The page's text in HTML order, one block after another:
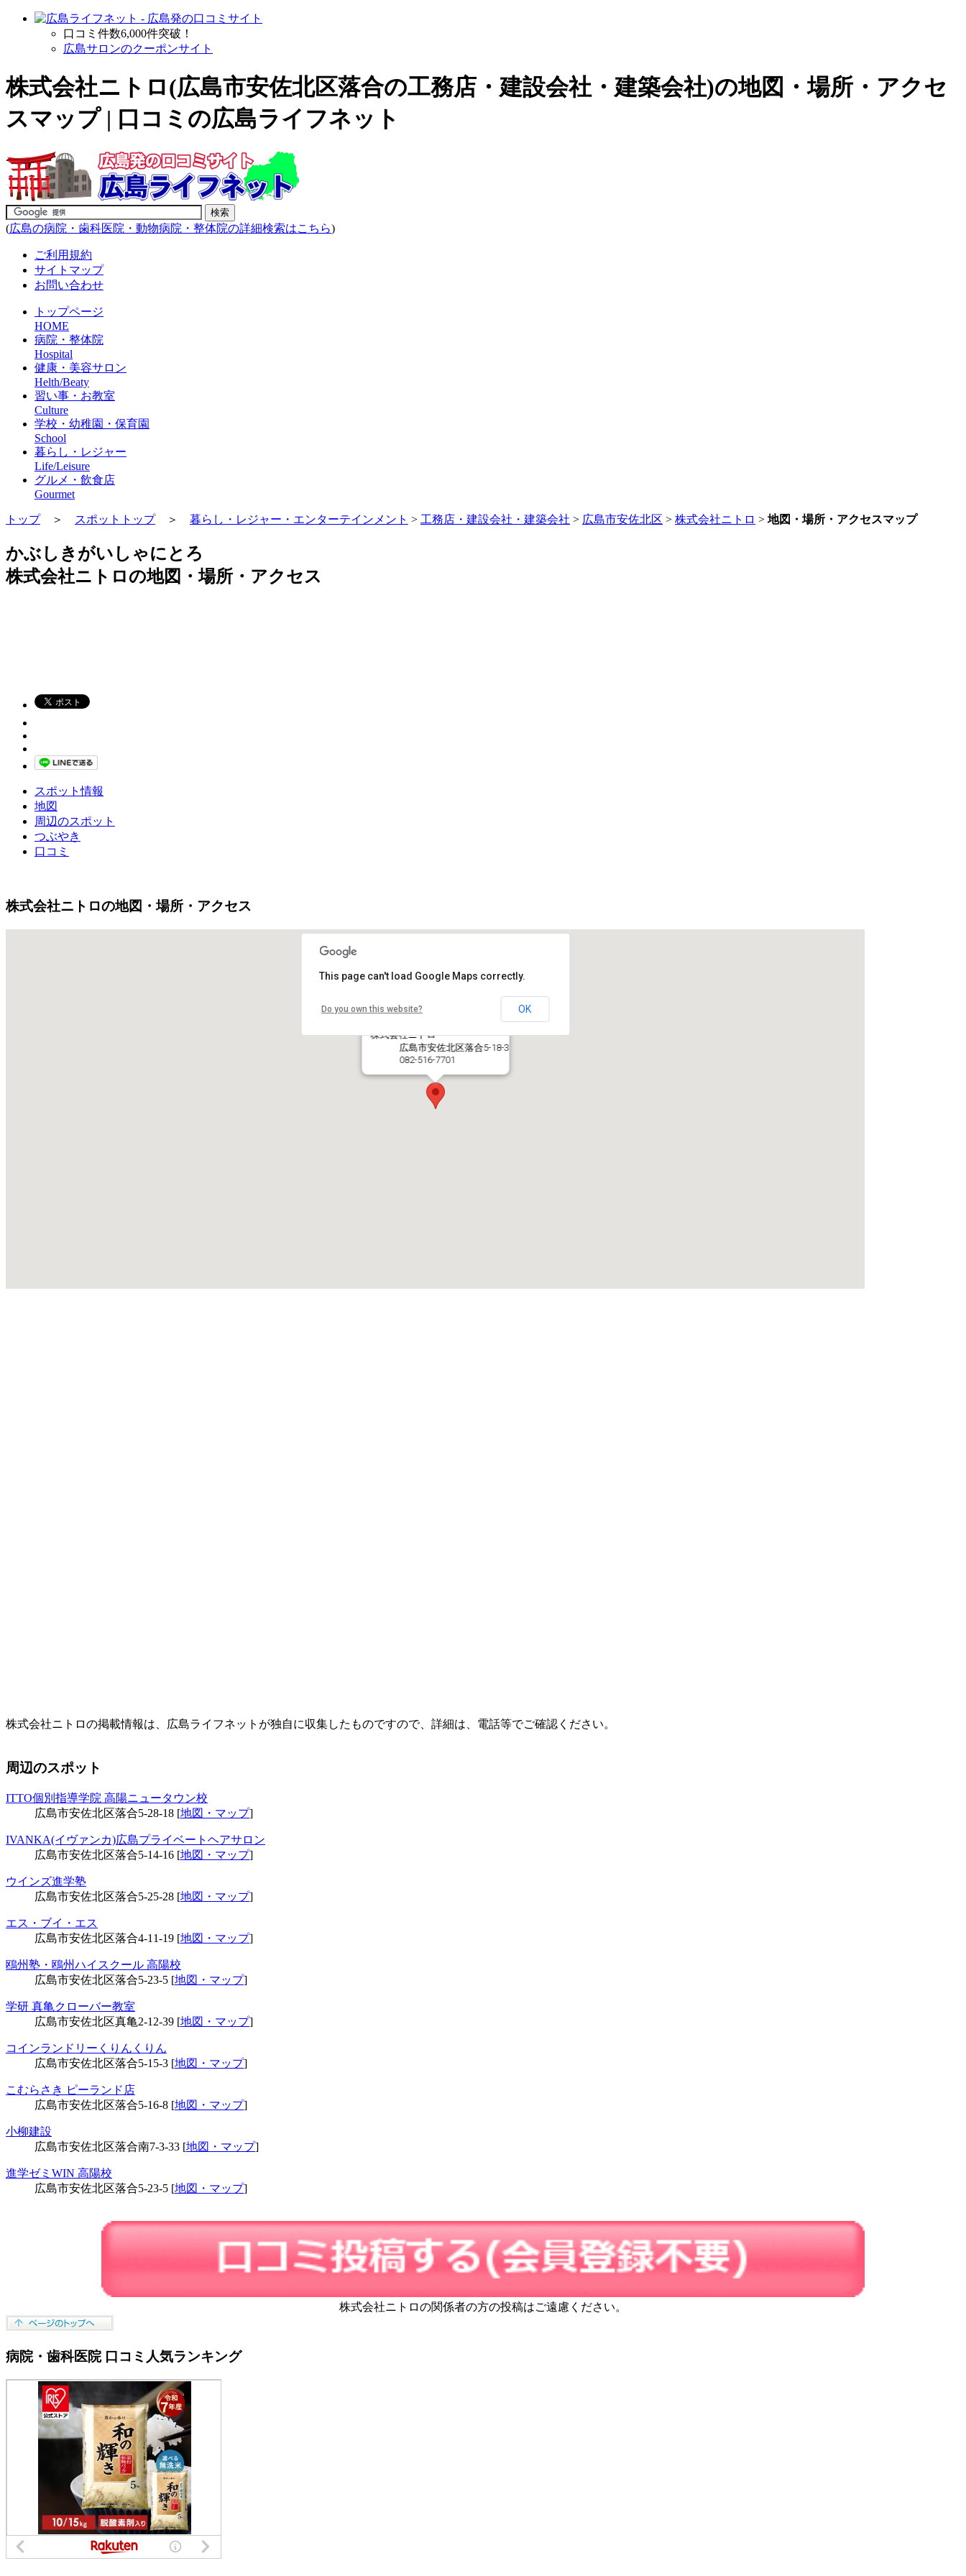
口コミ件数6,000件突破！
広島サロンのクーポンサイト
株式会社ニトロ(広島市安佐北区落合の工務店・建設会社・建築会社)の地図・場所・アクセ
スマップ | 口コミの広島ライフネット
(広島の病院・歯科医院・動物病院・整体院の詳細検索はこちら)
ご利用規約
サイトマップ
お問い合わせ
トップページ
HOME
病院・整体院
Hospital
健康・美容サロン
Helth/Beaty
習い事・お教室
Culture
学校・幼稚園・保育園
School
暮らし・レジャー
Life/Leisure
グルメ・飲食店
Gourmet
トップ＞ スポットトップ＞ 暮らし・レジャー・エンターテインメント > 工務店・建設会社・建築会社 > 広島市安佐北区 > 株式会社ニトロ > 地図・場所・アクセスマップ
かぶしきがいしゃにとろ
株式会社ニトロの地図・場所・アクセス
スポット情報
地図
周辺のスポット
つぶやき
口コミ
株式会社ニトロの地図・場所・アクセス
株式会社ニトロ
広島市安佐北区落合5-18-3
082-516-7701
This page can't load Google Maps correctly.
Do you own this website? OK
株式会社ニトロの掲載情報は、広島ライフネットが独自に収集したものですので、詳細は、電話等でご確認ください。
周辺のスポット
ITTO個別指導学院 高陽ニュータウン校
広島市安佐北区落合5-28-18 [地図・マップ]
IVANKA(イヴァンカ)広島プライベートヘアサロン
広島市安佐北区落合5-14-16 [地図・マップ]
ウインズ進学塾
広島市安佐北区落合5-25-28 [地図・マップ]
エス・ブイ・エス
広島市安佐北区落合4-11-19 [地図・マップ]
鴎州塾・鴎州ハイスクール 高陽校
広島市安佐北区落合5-23-5 [地図・マップ]
学研 真亀クローバー教室
広島市安佐北区真亀2-12-39 [地図・マップ]
コインランドリーくりんくりん
広島市安佐北区落合5-15-3 [地図・マップ]
こむらさき ピーランド店
広島市安佐北区落合5-16-8 [地図・マップ]
小柳建設
広島市安佐北区落合南7-3-33 [地図・マップ]
進学ゼミWIN 高陽校
広島市安佐北区落合5-23-5 [地図・マップ]
株式会社ニトロの関係者の方の投稿はご遠慮ください。
病院・歯科医院 口コミ人気ランキング